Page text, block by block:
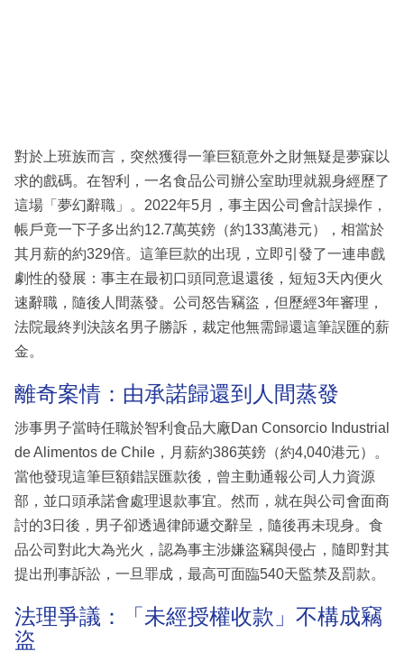
區
對於上班族而言，突然獲得一筆巨額意外之財無疑是夢寐以
求的戲碼。在智利，一名食品公司辦公室助理就親身經歷了
這場「夢幻辭職」。2022年5月，事主因公司會計誤操作，
帳戶竟一下子多出約12.7萬英鎊（約133萬港元），相當於
其月薪的約329倍。這筆巨款的出現，立即引發了一連串戲
劇性的發展：事主在最初口頭同意退還後，短短3天內便火
速辭職，隨後人間蒸發。公司怒告竊盜，但歷經3年審理，
法院最終判決該名男子勝訴，裁定他無需歸還這筆誤匯的薪
金。
離奇案情：由承諾歸還到人間蒸發
涉事男子當時任職於智利食品大廠Dan Consorcio Industrial
de Alimentos de Chile，月薪約386英鎊（約4,040港元）。
當他發現這筆巨額錯誤匯款後，曾主動通報公司人力資源
部，並口頭承諾會處理退款事宜。然而，就在與公司會面商
討的3日後，男子卻透過律師遞交辭呈，隨後再未現身。食
品公司對此大為光火，認為事主涉嫌盜竊與侵占，隨即對其
提出刑事訴訟，一旦罪成，最高可面臨540天監禁及罰款。
法理爭議：「未經授權收款」不構成竊
盜